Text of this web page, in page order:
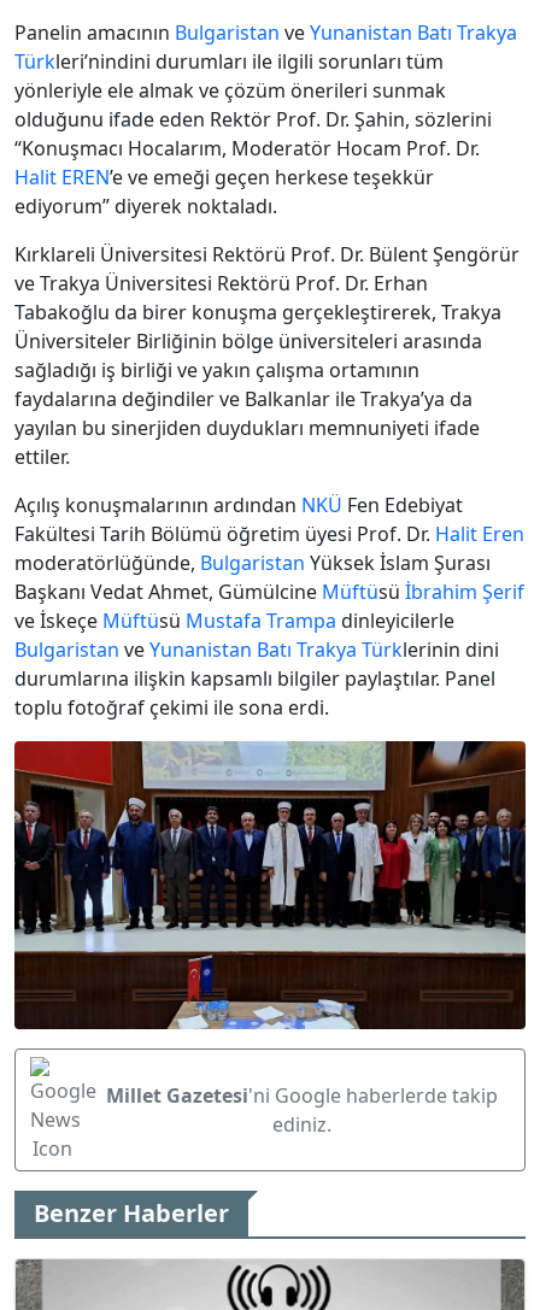
Panelin amacının Bulgaristan veYunanistan Batı Trakya
Türkleri’nindini durumları ile ilgili sorunları tüm
yönleriyle ele almak ve çözüm önerileri sunmak
olduğunu ifade eden Rektör Prof. Dr. Şahin, sözlerini
“Konuşmacı Hocalarım, Moderatör Hocam Prof. Dr.
Halit EREN’e ve emeği geçen herkese teşekkür
ediyorum” diyerek noktaladı.
Kırklareli Üniversitesi Rektörü Prof. Dr. Bülent Şengörür
ve Trakya Üniversitesi Rektörü Prof. Dr. Erhan
Tabakoğlu da birer konuşma gerçekleştirerek, Trakya
Üniversiteler Birliğinin bölge üniversiteleri arasında
sağladığı iş birliği ve yakın çalışma ortamının
faydalarına değindiler ve Balkanlar ile Trakya’ya da
yayılan bu sinerjiden duydukları memnuniyeti ifade
ettiler.
Açılış konuşmalarının ardından NKÜ Fen Edebiyat
Fakültesi Tarih Bölümü öğretim üyesi Prof. Dr. Halit Eren
moderatörlüğünde, Bulgaristan Yüksek İslam Şurası
Başkanı Vedat Ahmet, Gümülcine Müftüsü İbrahim Şerif
ve İskeçe Müftüsü Mustafa Trampa dinleyicilerle
Bulgaristan veYunanistan Batı Trakya Türklerinin dini
durumlarına ilişkin kapsamlı bilgiler paylaştılar. Panel
toplu fotoğraf çekimi ile sona erdi.
Millet Gazetesi'ni Google haberlerde takip
ediniz.
Benzer Haberler